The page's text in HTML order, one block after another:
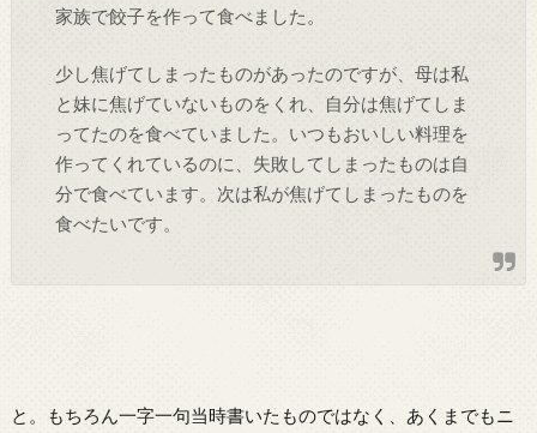
家族で餃子を作って食べました。
少し焦げてしまったものがあったのですが、母は私
と妹に焦げていないものをくれ、自分は焦げてしま
ってたのを食べていました。いつもおいしい料理を
作ってくれているのに、失敗してしまったものは自
分で食べています。次は私が焦げてしまったものを
食べたいです。
と。もちろん一字一句当時書いたものではなく、あくまでもニ